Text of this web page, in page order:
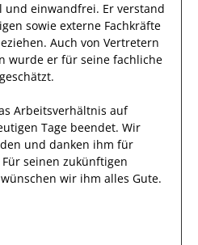
und einwandfrei. Er verstand
sowie externe Fachkräfte
Auch von Vertretern
wurde er für seine fachliche
Arbeitsverhältnis auf
Tage beendet. Wir
und danken ihm für
seinen zukünftigen
wir ihm alles Gute.